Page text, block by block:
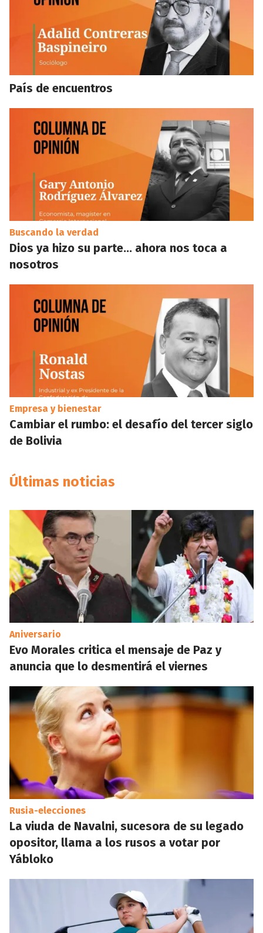
País de encuentros
Buscando la verdad
Dios ya hizo su parte… ahora nos toca a
nosotros
Empresa y bienestar
Cambiar el rumbo: el desafío del tercer siglo
de Bolivia
Últimas noticias
Aniversario
Evo Morales critica el mensaje de Paz y
anuncia que lo desmentirá el viernes
Rusia-elecciones
La viuda de Navalni, sucesora de su legado
opositor, llama a los rusos a votar por
Yábloko